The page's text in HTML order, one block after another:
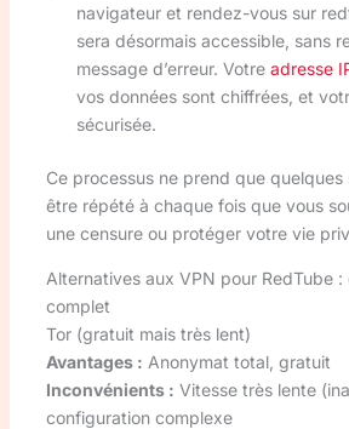
navigateur et rendez-vous sur
sera désormais accessible, sans
message d’erreur. Votre adresse
vos données sont chiffrées, et
sécurisée.
Ce processus ne prend que
être répété à chaque fois que vous
une censure ou protéger votre vie
Alternatives aux VPN pour RedTube
complet
Tor (gratuit mais très lent)
Avantages : Anonymat total, gratuit
Inconvénients : Vitesse très lente
configuration complexe